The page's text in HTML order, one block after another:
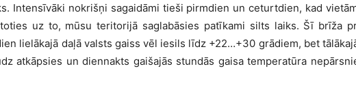
Intensīvāki nokrišņi sagaidāmi tieši pirmdien un ceturtdien, kad
uz to, mūsu teritorijā saglabāsies patīkami silts laiks. Šī brīža
lielākajā daļā valsts gaiss vēl iesils līdz +22…+30 grādiem, bet
atkāpsies un diennakts gaišajās stundās gaisa temperatūra